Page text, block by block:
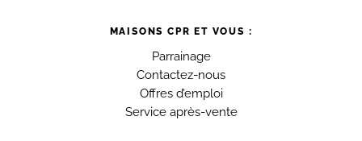
MAISONS CPR ET VOUS :
Parrainage
Contactez-nous
Offres d’emploi
Service après-vente